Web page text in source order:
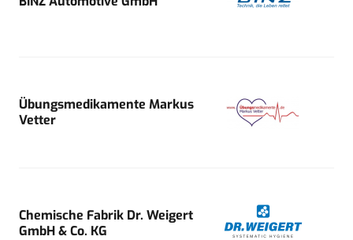
Übungsmedikamente Markus
Vetter
Chemische Fabrik Dr. Weigert
GmbH & Co. KG